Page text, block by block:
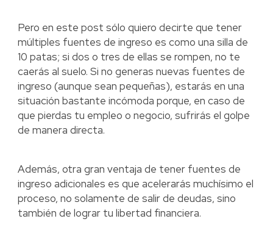
Pero en este post sólo quiero decirte que tener
múltiples fuentes de ingreso es como una silla de
10 patas; si dos o tres de ellas se rompen, no te
caerás al suelo. Si no generas nuevas fuentes de
ingreso (aunque sean pequeñas), estarás en una
situación bastante incómoda porque, en caso de
que pierdas tu empleo o negocio, sufrirás el golpe
de manera directa.
Además, otra gran ventaja de tener fuentes de
ingreso adicionales es que acelerarás muchísimo el
proceso, no solamente de salir de deudas, sino
también de lograr tu libertad financiera.